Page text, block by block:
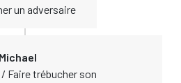
un adversaire
Faire trébucher son